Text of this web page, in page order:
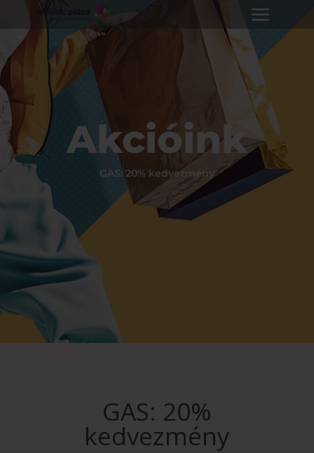
Akcióink
GAS: 20% kedvezmény
GAS: 20%
kedvezmény